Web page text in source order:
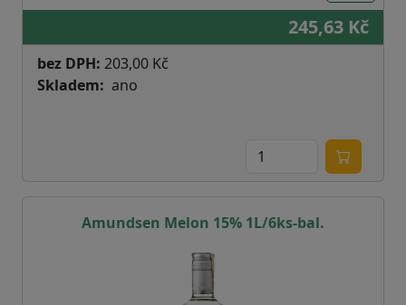
245,63 Kč
bez DPH: 203,00 Kč
Skladem
ano
Amundsen Melon 15% 1L/6ks-bal.